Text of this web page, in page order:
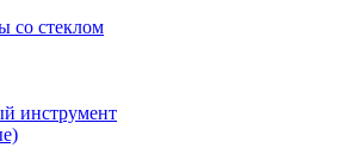
со стеклом
инструмент